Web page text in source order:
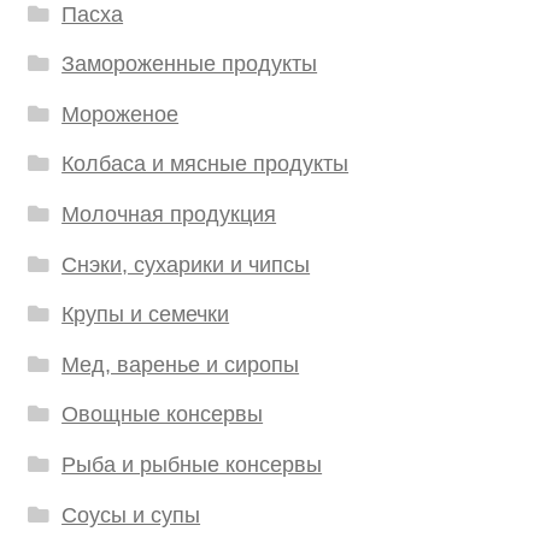
Пасха
Замороженные продукты
Мороженое
Колбаса и мясные продукты
Молочная продукция
Снэки, сухарики и чипсы
Крупы и семечки
Мед, варенье и сиропы
Овощные консервы
Рыба и рыбные консервы
Соусы и супы